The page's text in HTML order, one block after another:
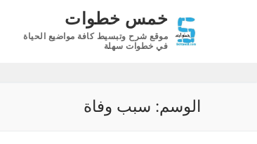
خمس خطوات
موقع شرح وتبسيط كافة مواضيع الحياة
في خطوات سهلة
الوسم: سبب وفاة